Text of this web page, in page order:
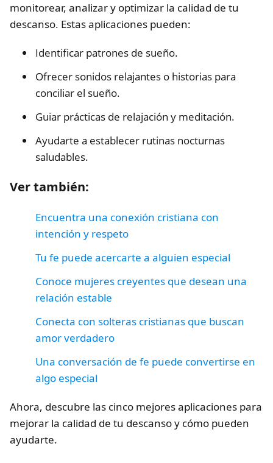
monitorear, analizar y optimizar la calidad de tu
descanso. Estas aplicaciones pueden:
Identificar patrones de sueño.
Ofrecer sonidos relajantes o historias para
conciliar el sueño.
Guiar prácticas de relajación y meditación.
Ayudarte a establecer rutinas nocturnas
saludables.
Ver también:
Encuentra una conexión cristiana con
intención y respeto
Tu fe puede acercarte a alguien especial
Conoce mujeres creyentes que desean una
relación estable
Conecta con solteras cristianas que buscan
amor verdadero
Una conversación de fe puede convertirse en
algo especial
Ahora, descubre las cinco mejores aplicaciones para
mejorar la calidad de tu descanso y cómo pueden
ayudarte.